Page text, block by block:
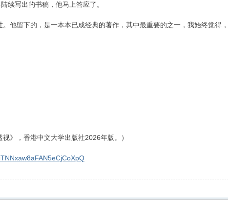
续写出的书稿，他马上答应了。
他留下的，是一本本已成经典的著作，其中最重要的之一，我始终觉得
》，香港中文大学出版社2026年版。）